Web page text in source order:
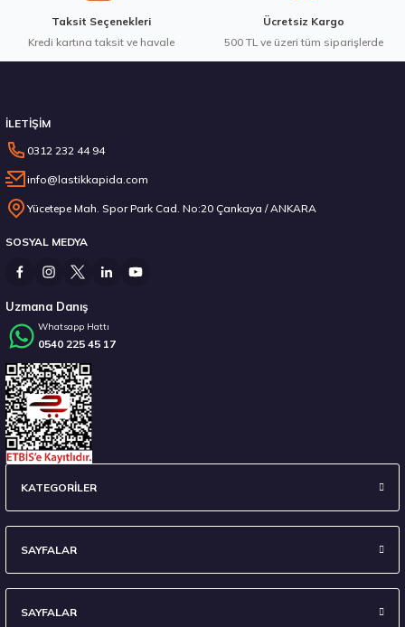
14.267,00 ₺
Stokta 12 Adet
Taksit Seçenekleri
Kredi kartına taksit ve havale
Ücretsiz Kargo
500 TL ve üzeri tüm siparişlerde
İLETİŞİM
0312 232 44 94
info@lastikkapida.com
Yücetepe Mah. Spor Park Cad. No:20 Çankaya / ANKARA
SOSYAL MEDYA
Uzmana Danış
Whatsapp Hattı
0540 225 45 17
KATEGORİLER
SAYFALAR
SAYFALAR